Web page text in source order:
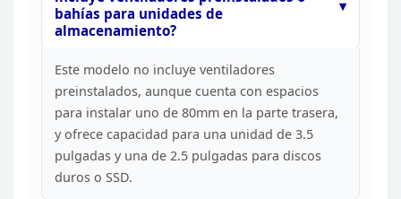
bahías para unidades de
almacenamiento?
Este modelo no incluye ventiladores
preinstalados, aunque cuenta con espacios
para instalar uno de 80mm en la parte trasera,
y ofrece capacidad para una unidad de 3.5
pulgadas y una de 2.5 pulgadas para discos
duros o SSD.